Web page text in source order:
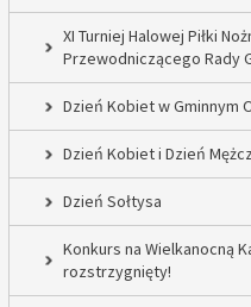
XI Turniej Halowej Piłki
Przewodniczącego Rady
Dzień Kobiet w Gminnym
Dzień Kobiet i Dzień
Dzień Sołtysa
Konkurs na Wielkanocną
rozstrzygnięty!